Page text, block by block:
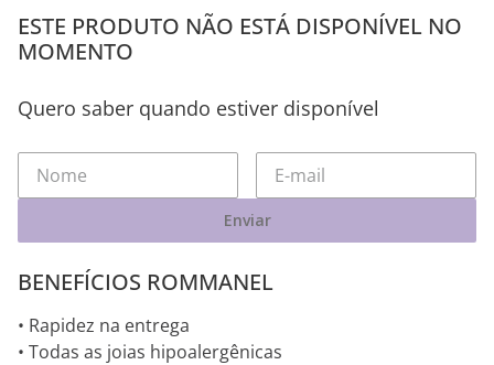
ESTE PRODUTO NÃO ESTÁ DISPONÍVEL NO
MOMENTO
Quero saber quando estiver disponível
Enviar
BENEFÍCIOS ROMMANEL
• Rapidez na entrega
• Todas as joias hipoalergênicas